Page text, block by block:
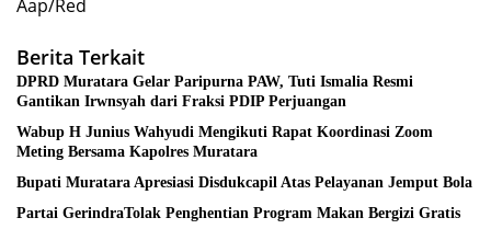
Aap/Red
Berita Terkait
DPRD Muratara Gelar Paripurna PAW, Tuti Ismalia Resmi
Gantikan Irwnsyah dari Fraksi PDIP Perjuangan
Wabup H Junius Wahyudi Mengikuti Rapat Koordinasi Zoom
Meting Bersama Kapolres Muratara
Bupati Muratara Apresiasi Disdukcapil Atas Pelayanan Jemput Bola
Partai GerindraTolak Penghentian Program Makan Bergizi Gratis